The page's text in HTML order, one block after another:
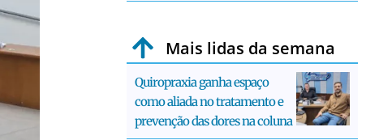
Mais lidas da semana
Quiropraxia ganha espaço
como aliada no tratamento e
prevenção das dores na coluna